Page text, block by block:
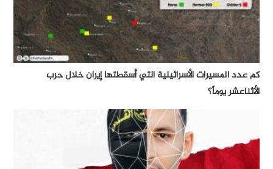
كم عدد المسيرات الأسرائيلية التي أسقطتها إيران خلال حرب
الأثناعشر يوماً؟